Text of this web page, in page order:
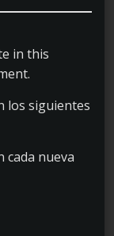
in this
los siguientes
cada nueva